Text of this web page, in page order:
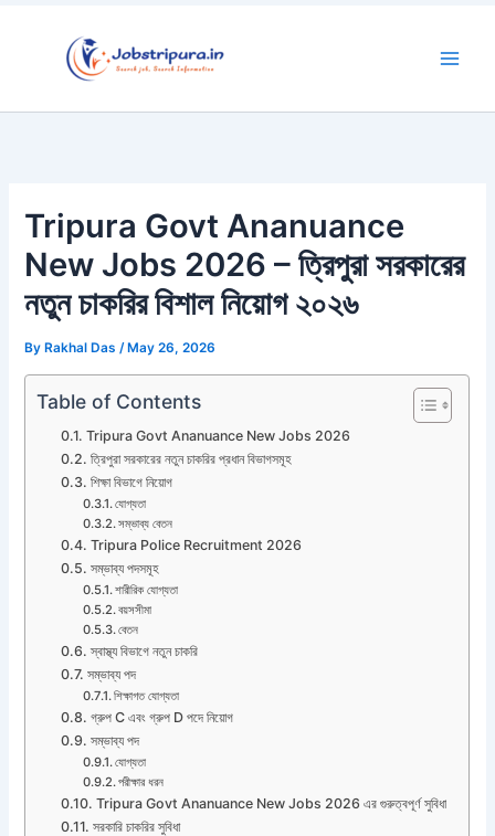
Tripura Govt Ananuance
New Jobs 2026 – ত্রিপুরা সরকারের
নতুন চাকরির বিশাল নিয়োগ ২০২৬
By Rakhal Das/ May 26, 2026
Table of Contents
Tripura Govt Ananuance New Jobs 2026
ত্রিপুরা সরকারের নতুন চাকরির প্রধান বিভাগসমূহ
শিক্ষা বিভাগে নিয়োগ
যোগ্যতা
সম্ভাব্য বেতন
Tripura Police Recruitment 2026
সম্ভাব্য পদসমূহ
শারীরিক যোগ্যতা
বয়সসীমা
বেতন
স্বাস্থ্য বিভাগে নতুন চাকরি
সম্ভাব্য পদ
শিক্ষাগত যোগ্যতা
গ্রুপ C এবং গ্রুপ D পদে নিয়োগ
সম্ভাব্য পদ
যোগ্যতা
পরীক্ষার ধরন
Tripura Govt Ananuance New Jobs 2026 এর গুরুত্বপূর্ণ সুবিধা
সরকারি চাকরির সুবিধা